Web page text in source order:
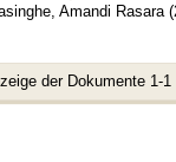
Amandi Rasara (
der Dokumente 1-1